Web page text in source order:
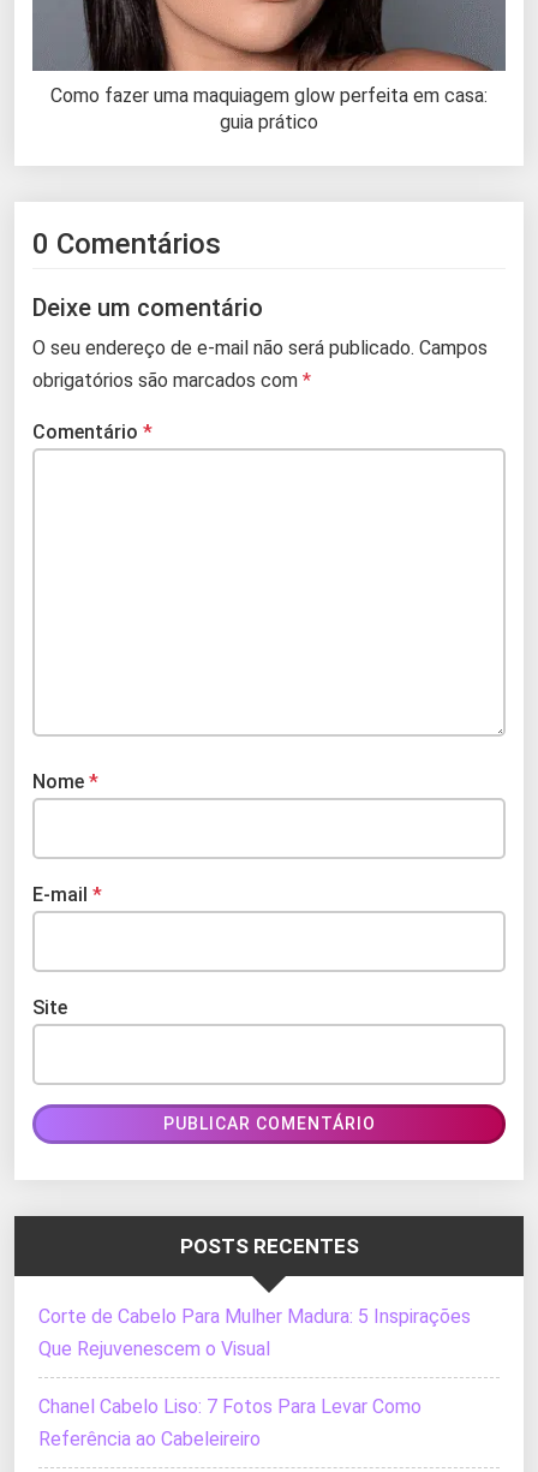
Como fazer uma maquiagem glow perfeita em casa:
guia prático
0 Comentários
Deixe um comentário
O seu endereço de e-mail não será publicado. Campos
obrigatórios são marcados com *
Comentário *
Nome *
E-mail *
Site
POSTS RECENTES
Corte de Cabelo Para Mulher Madura: 5 Inspirações
Que Rejuvenescem o Visual
Chanel Cabelo Liso: 7 Fotos Para Levar Como
Referência ao Cabeleireiro